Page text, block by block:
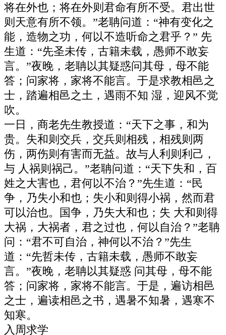
将在外也；将在外则君命有所不受。君出世
则天意有所不领。”老聃问道：“神有变化之
能，造物之功，何以不造听命之君乎？” 先
生道：“先圣未传，古籍未载，愚师不敢妄
言。”夜晚，老聃以其疑惑问其母，母不能
答；问家将，家将不能言。于是求教相邑之
士，踏遍相邑之土，遇雨不知 湿，迎风不觉
吹。
一日，商老先生教授道：“天下之事，和为
贵。失和则交兵，交兵则相残，相残则两
伤，两伤则有害而无益。故与人利则利己，
与 人祸则祸己。”老聃问道：“天下失和，百
姓之大害也，君何以不治？”先生道：“民
争，乃失小和也；失小和则得小祸，然而君
可以治也。国争，乃失大和也；失 大和则得
大祸，大祸者，君之过也，何以自治？”老聃
问：“君不可自治，神何以不治？”先生
道：“先哲未传，古籍未载，愚师不敢妄
言。”夜晚，老聃以其疑惑 问其母，母不能
答；问家将，家将不能言。于是，遍访相邑
之士，遍读相邑之书，遇暑不知暑，遇寒不
知寒。
入周求学